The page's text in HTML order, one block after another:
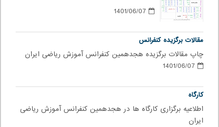
مقالات برگزیده کنفرانس
چاپ مقالات برگزیده هجدهمین کنفرانس آموزش ریاضی ایران
کارگاه
اطلاعیه برگزاری کارگاه ها در هجدهمین کنفرانس آموزش ریاضی
ایران